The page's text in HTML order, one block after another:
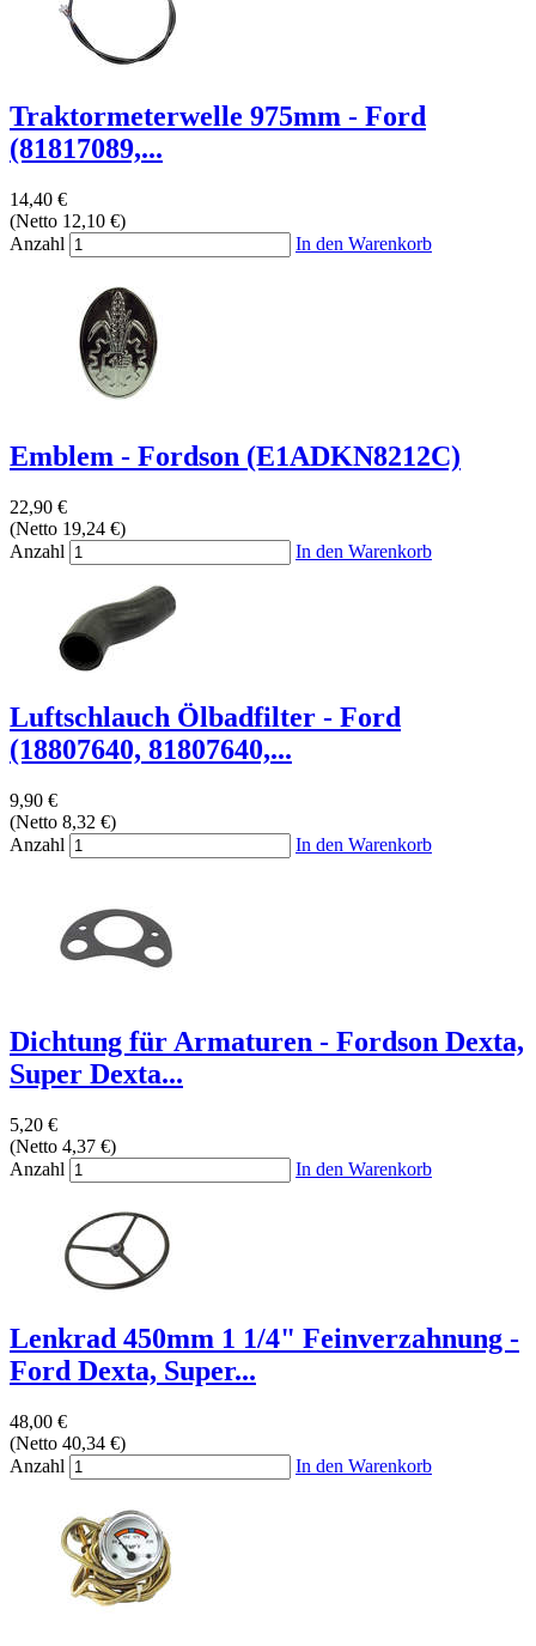
Traktormeterwelle 975mm - Ford
(81817089,...
14,40 €
(Netto 12,10 €)
Anzahl
In den Warenkorb
Emblem - Fordson (E1ADKN8212C)
22,90 €
(Netto 19,24 €)
Anzahl
In den Warenkorb
Luftschlauch Ölbadfilter - Ford
(18807640, 81807640,...
9,90 €
(Netto 8,32 €)
Anzahl
In den Warenkorb
Dichtung für Armaturen - Fordson Dexta,
Super Dexta...
5,20 €
(Netto 4,37 €)
Anzahl
In den Warenkorb
Lenkrad 450mm 1 1/4" Feinverzahnung -
Ford Dexta, Super...
48,00 €
(Netto 40,34 €)
Anzahl
In den Warenkorb